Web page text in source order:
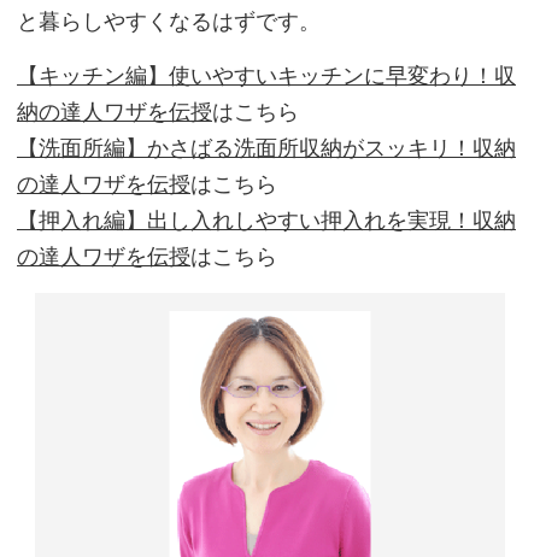
と暮らしやすくなるはずです。
【キッチン編】使いやすいキッチンに早変わり！収
納の達人ワザを伝授はこちら
【洗面所編】かさばる洗面所収納がスッキリ！収納
の達人ワザを伝授はこちら
【押入れ編】出し入れしやすい押入れを実現！収納
の達人ワザを伝授はこちら